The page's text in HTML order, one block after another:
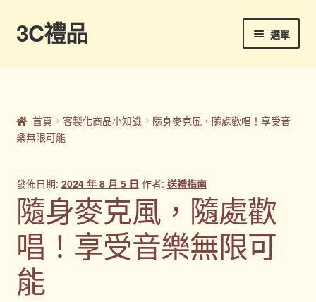
跳
至
跳
至
容
3C禮品 選單
Sample Page
企業禮品
印刷方式
台灣禮品
商店
首頁 客製化商品小知識
隨身麥克風，隨處歡唱！享受音
樂無限可能
發佈日期: 2024 年 8 月 5 日 作者: 送禮指南
隨身麥克風，隨處歡
唱！享受音樂無限可
能